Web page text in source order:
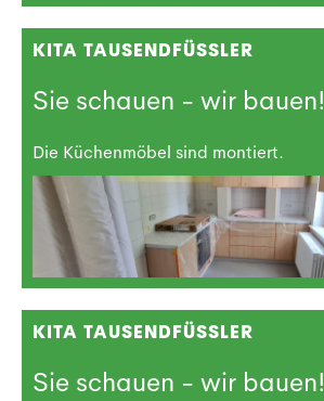
KITA TAUSENDFÜSSLER
Sie schauen - wir bauen!
Die Küchenmöbel sind montiert.
KITA TAUSENDFÜSSLER
Sie schauen - wir bauen!